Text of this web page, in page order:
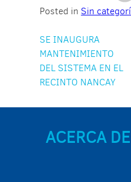
Posted in Sin
Navegación
de
entradas
SE INAUGURA
MANTENIMIENTO
DEL SISTEMA EN EL
RECINTO NANCAY
ACERCA